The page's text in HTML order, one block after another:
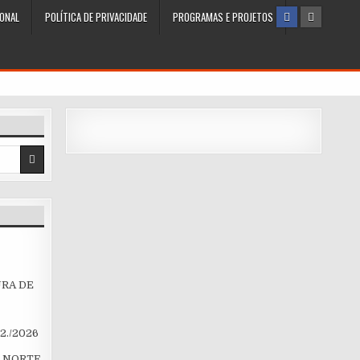
POLÍTICA DE PRIVACIDADE PROGRAMAS E PROJETOS
DE
2026